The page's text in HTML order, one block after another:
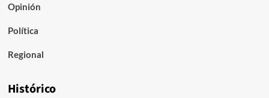
Opinión
Política
Regional
Histórico